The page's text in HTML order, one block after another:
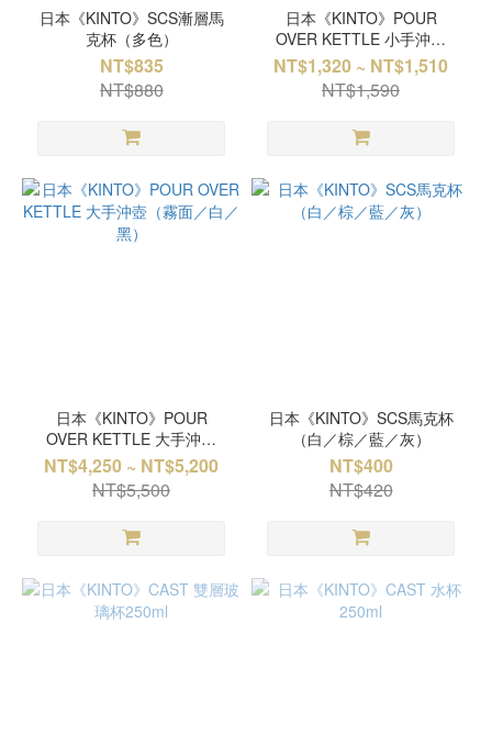
日本《KINTO》SCS漸層馬
克杯（多色）
NT$835
NT$880
日本《KINTO》POUR
OVER KETTLE 小手沖壺
（不銹鋼／黑）
NT$1,320 ~ NT$1,510
NT$1,590
日本《KINTO》POUR
OVER KETTLE 大手沖壺
（霧面／白／黑）
NT$4,250 ~ NT$5,200
NT$5,500
日本《KINTO》SCS馬克杯
（白／棕／藍／灰）
NT$400
NT$420